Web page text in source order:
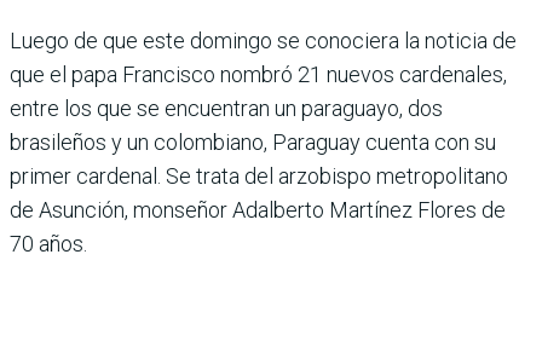
Luego de que este domingo se conociera la noticia de
que el papa Francisco nombró 21 nuevos cardenales,
entre los que se encuentran un paraguayo, dos
brasileños y un colombiano, Paraguay cuenta con su
primer cardenal. Se trata del arzobispo metropolitano
de Asunción, monseñor Adalberto Martínez Flores de
70 años.